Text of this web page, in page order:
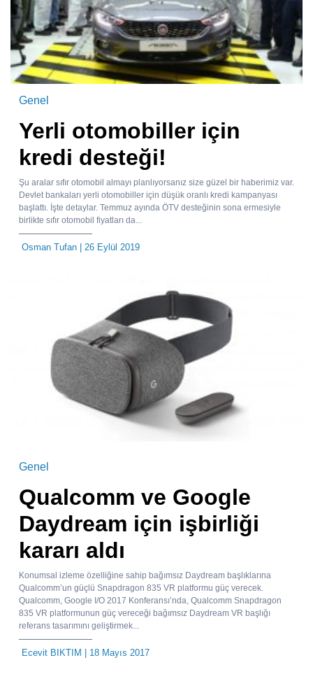
Genel
Yerli otomobiller için
kredi desteği!
Şu aralar sıfır otomobil almayı planlıyorsanız size güzel bir haberimiz var.
Devlet bankaları yerli otomobiller için düşük oranlı kredi kampanyası
başlattı. İşte detaylar. Temmuz ayında ÖTV desteğinin sona ermesiyle
birlikte sıfır otomobil fiyatları da...
Osman Tufan | 26 Eylül 2019
Genel
Qualcomm ve Google
Daydream için işbirliği
kararı aldı
Konumsal izleme özelliğine sahip bağımsız Daydream başlıklarına
Qualcomm’un güçlü Snapdragon 835 VR platformu güç verecek.
Qualcomm, Google I/O 2017 Konferansı’nda, Qualcomm Snapdragon
835 VR platformunun güç vereceği bağımsız Daydream VR başlığı
referans tasarımını geliştirmek...
Ecevit BIKTIM | 18 Mayıs 2017